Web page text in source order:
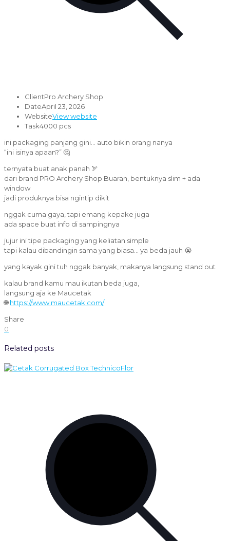
ClientPro Archery Shop
DateApril 23, 2026
WebsiteView website
Task4000 pcs
ini packaging panjang gini… auto bikin orang nanya
“ini isinya apaan?” 🤔
ternyata buat anak panah 🏹
dari brand PRO Archery Shop Buaran, bentuknya slim + ada
window
jadi produknya bisa ngintip dikit
nggak cuma gaya, tapi emang kepake juga
ada space buat info di sampingnya
jujur ini tipe packaging yang keliatan simple
tapi kalau dibandingin sama yang biasa… ya beda jauh 😭
yang kayak gini tuh nggak banyak, makanya langsung stand out
kalau brand kamu mau ikutan beda juga,
langsung aja ke Maucetak
🌐https://www.maucetak.com/
Share
0
Related posts